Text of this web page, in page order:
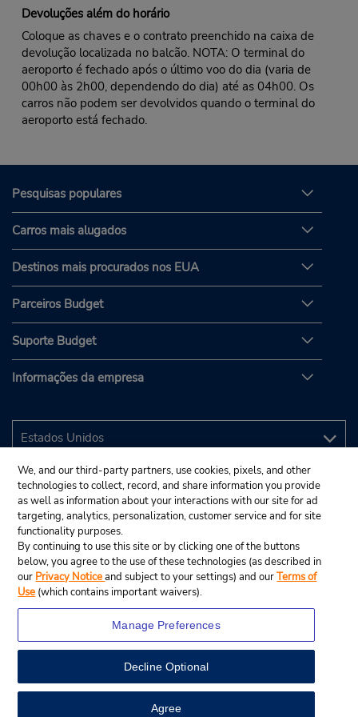
View Map
Devoluções além do horário
Coloque as chaves e o contrato preenchido na caixa de
devolução localizada no balcão. NOTA: O terminal do
aeroporto é fechado após o último voo do dia (varia de
00h00 às 2h00, dependendo do dia) até as 04h00. Os
carros não podem ser devolvidos quando o terminal do
aeroporto está fechado.
Pesquisas populares
Carros mais alugados
Destinos mais procurados nos EUA
Parceiros Budget
Suporte Budget
Informações da empresa
© 2025 Budget Rent A Car System, Inc.
We, and our third-party partners, use cookies, pixels, and other
technologies to collect, record, and share information you provide
as well as information about your interactions with our site for ad
targeting, analytics, personalization, customer service and for site
functionality purposes.
By continuing to use this site or by clicking one of the buttons
below, you agree to the use of these technologies (as described in
our Privacy Noticeand subject to your settings) and ourTerms of
Use (which contains important waivers).
Manage Preferences
Decline Optional
Agree